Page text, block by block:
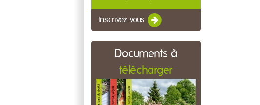
Inscrivez-vous
Documents à
télécharger